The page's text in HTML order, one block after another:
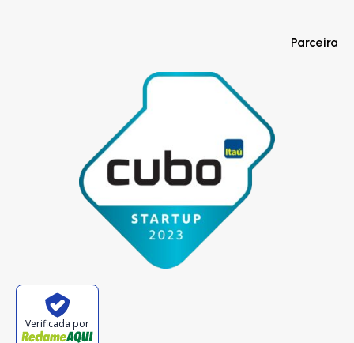
Parceira
Verificada por